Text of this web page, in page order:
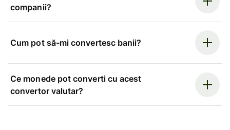
companii?
Cum pot să-mi convertesc banii?
Ce monede pot converti cu acest
convertor valutar?